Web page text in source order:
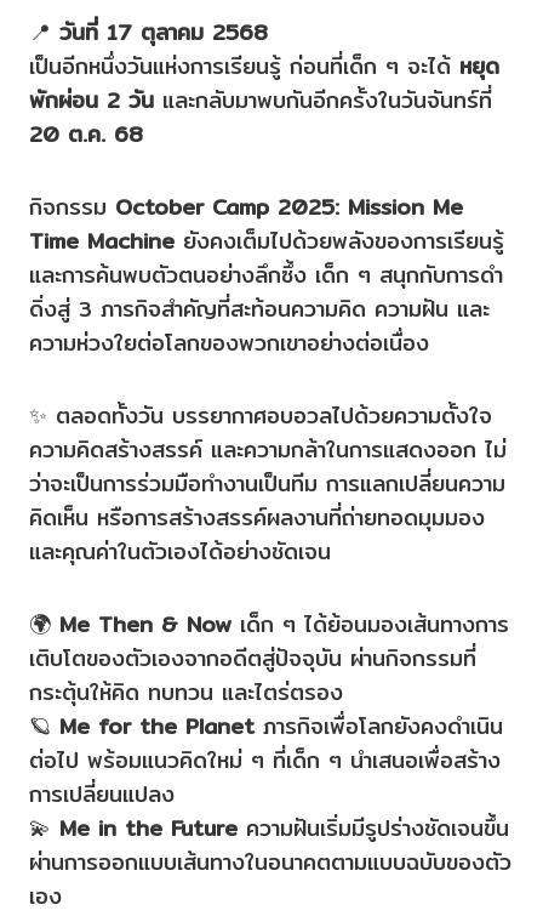
📍 วันที่ 17 ตุลาคม 2568
เป็นอีกหนึ่งวันแห่งการเรียนรู้ ก่อนที่เด็ก ๆ จะได้ หยุด
พักผ่อน 2 วัน และกลับมาพบกันอีกครั้งในวันจันทร์ที่
20 ต.ค. 68
กิจกรรม October Camp 2025: Mission Me
Time Machine ยังคงเต็มไปด้วยพลังของการเรียนรู้
และการค้นพบตัวตนอย่างลึกซึ้ง เด็ก ๆ สนุกกับการดำ
ดิ่งสู่ 3 ภารกิจสำคัญที่สะท้อนความคิด ความฝัน และ
ความห่วงใยต่อโลกของพวกเขาอย่างต่อเนื่อง
✨ ตลอดทั้งวัน บรรยากาศอบอวลไปด้วยความตั้งใจ
ความคิดสร้างสรรค์ และความกล้าในการแสดงออก ไม่
ว่าจะเป็นการร่วมมือทำงานเป็นทีม การแลกเปลี่ยนความ
คิดเห็น หรือการสร้างสรรค์ผลงานที่ถ่ายทอดมุมมอง
และคุณค่าในตัวเองได้อย่างชัดเจน
🌍 Me Then & Now เด็ก ๆ ได้ย้อนมองเส้นทางการ
เติบโตของตัวเองจากอดีตสู่ปัจจุบัน ผ่านกิจกรรมที่
กระตุ้นให้คิด ทบทวน และไตร่ตรอง
🪐 Me for the Planetภารกิจเพื่อโลกยังคงดำเนิน
ต่อไป พร้อมแนวคิดใหม่ ๆ ที่เด็ก ๆ นำเสนอเพื่อสร้าง
การเปลี่ยนแปลง
💫 Me in the Future ความฝันเริ่มมีรูปร่างชัดเจนขึ้น
ผ่านการออกแบบเส้นทางในอนาคตตามแบบฉบับของตัว
เอง